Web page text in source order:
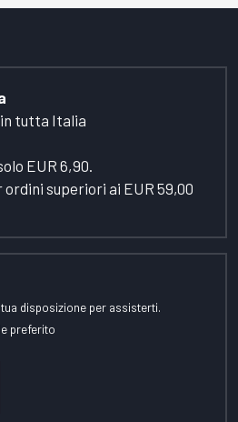
tutta Italia
EUR 6,90.
superiori ai EUR 59,00
disposizione per assisterti.
preferito